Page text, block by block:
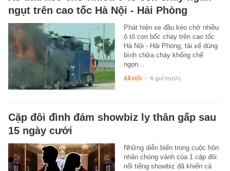
ngụt trên cao tốc Hà Nội - Hải Phòng
Phát hiện xe đầu kéo chở nhiều
ô tô con bốc cháy trên cao tốc
Hà Nội - Hải Phòng, tài xế dùng
bình chữa cháy khống chế
ngọn…
XÃ HỘI - 6 giờ trước
Cặp đôi đình đám showbiz ly thân gấp sau
15 ngày cưới
Những diễn biến trong cuộc hôn
nhân chóng vánh của 1 cặp đôi
nổi tiếng showbiz đã khiến cả